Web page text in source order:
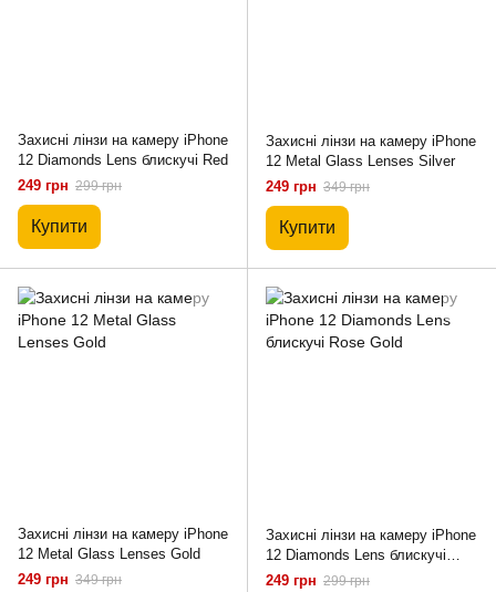
Захисні лінзи на камеру iPhone
12 Diamonds Lens блискучі Red
249 грн 299 грн
Купити
Захисні лінзи на камеру iPhone
12 Metal Glass Lenses Silver
249 грн 349 грн
Купити
Захисні лінзи на камеру iPhone
12 Metal Glass Lenses Gold
249 грн 349 грн
Захисні лінзи на камеру iPhone
12 Diamonds Lens блискучі
Rose Gold
249 грн 299 грн